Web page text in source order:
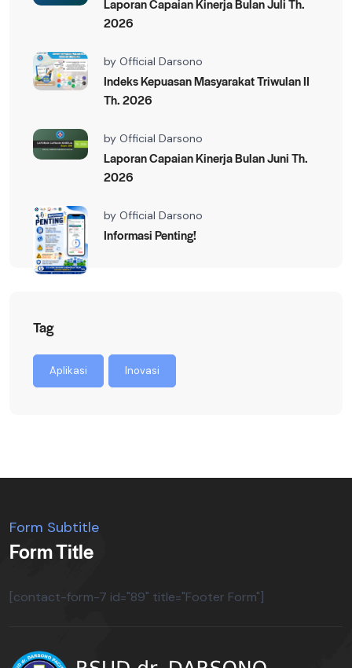
2026
by Official Darsono
Indeks Kepuasan Masyarakat Triwulan II
Th. 2026
by Official Darsono
Laporan Capaian Kinerja Bulan Juni Th.
2026
by Official Darsono
Informasi Penting!
Tag
Aplikasi Inovasi
Form Subtitle
Form Title
[contact-form-7 id="89" title="Footer Form"]